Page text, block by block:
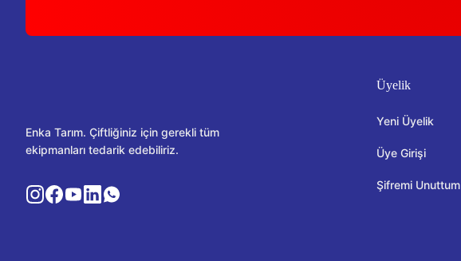
Enka Tarım. Çiftliğiniz için gerekli tüm
ekipmanları tedarik edebiliriz.
Üyelik
Yeni Üyelik
Üye Girişi
Şifremi Unuttum